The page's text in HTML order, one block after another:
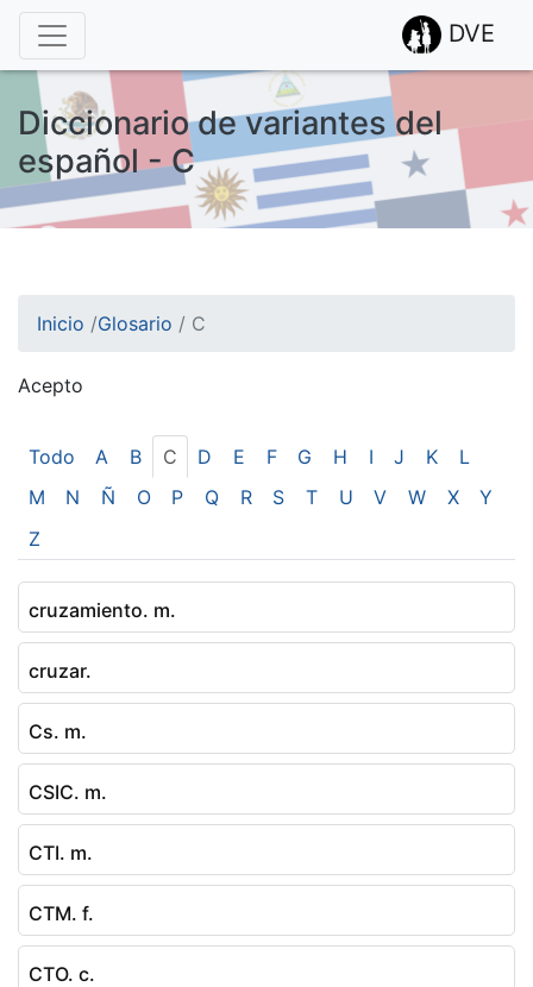
DVE
Diccionario de variantes del
español - C
Inicio /Glosario / C
Acepto
Esto nos ayuda a recolectar estadísticas de las visitas.
Todo A B C D E F G H I J K
L
M
N Ñ O P Q R S T U V W X
Y
Z
cruzamiento. m.
cruzar.
Cs. m.
CSIC. m.
CTI. m.
CTM. f.
CTO. c.